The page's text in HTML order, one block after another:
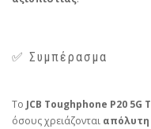
✅ Συμπέρασμα
Το JCB Toughphone P20 5G
όσους χρειάζονται απόλυτη